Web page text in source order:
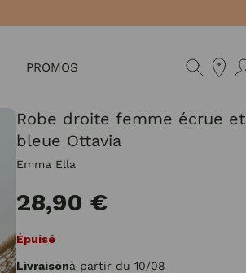
PROMOS
Robe droite femme écrue et
bleue Ottavia
Emma Ella
28,90 €
Épuisé
Livraisonà partir du 10/08